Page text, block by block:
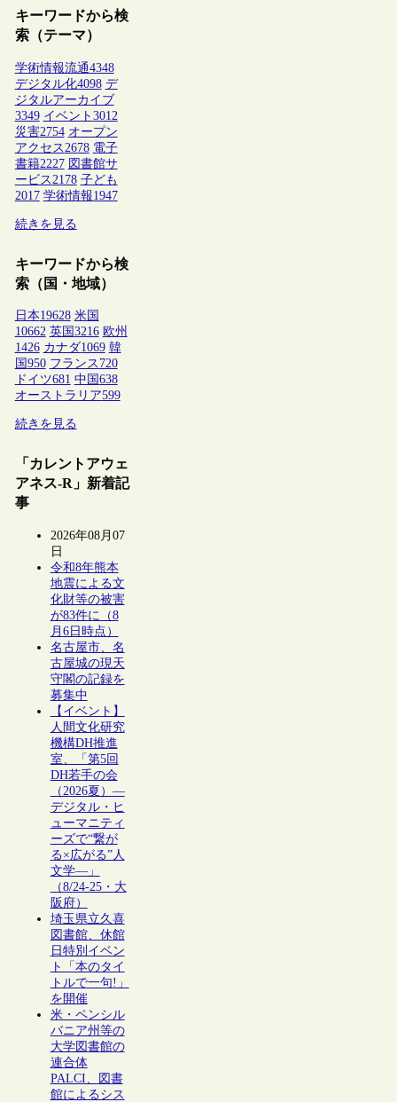
キーワードから検
索（テーマ）
学術情報流通4348
デジタル化4098 デ
ジタルアーカイブ
3349 イベント 3012
災害2754 オープン
アクセス 2678 電子
書籍2227 図書館サ
ービス 2178 子ども
2017 学術情報1947
続きを見る
キーワードから検
索（国・地域）
日本19628 米国
10662 英国 3216 欧州
1426 カナダ1069 韓
国 950 フランス 720
ドイツ681 中国 638
オーストラリア599
続きを見る
「カレントアウェ
アネス-R」新着記
事
2026年08月07
日
令和8年熊本
地震による文
化財等の被害
が83件に（8
月6日時点）
名古屋市、名
古屋城の現天
守閣の記録を
募集中
【イベント】
人間文化研究
機構DH推進
室、「第5回
DH若手の会
（2026夏）―
デジタル・ヒ
ューマニティ
ーズで“繋が
る×広がる”人
文学―」
（8/24-25・大
阪府）
埼玉県立久喜
図書館、休館
日特別イベン
ト「本のタイ
トルで一句!」
を開催
米・ペンシル
バニア州等の
大学図書館の
連合体
PALCI、図書
館によるシス